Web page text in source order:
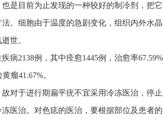
目前为止发现的一种较好的制冷剂，把它
细胞由于温度的急剧变化，组织内外水
世。
2138例，其中痊愈1445例，治愈率
瘤41.67%。
于进行期扁平疣不宜采用冷冻医治，停
医治。对色痣的医治，要根据部位及患者